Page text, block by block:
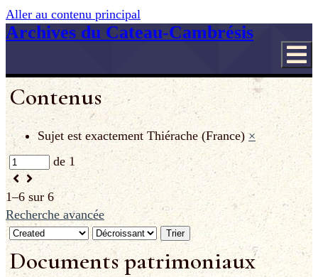
Aller au contenu principal
Archives du Cateau-Cambrésis
Contenus
Sujet est exactement Thiérache (France) ×
de 1
1–6 sur 6
Recherche avancée
Trier
Documents patrimoniaux